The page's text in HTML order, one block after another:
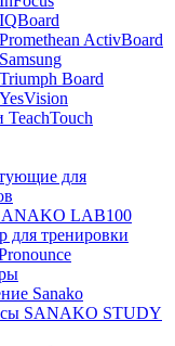
ActivBoard
Board
для
LAB100
для тренировки
Sanako
SANAKO STUDY